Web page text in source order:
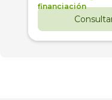
financiación